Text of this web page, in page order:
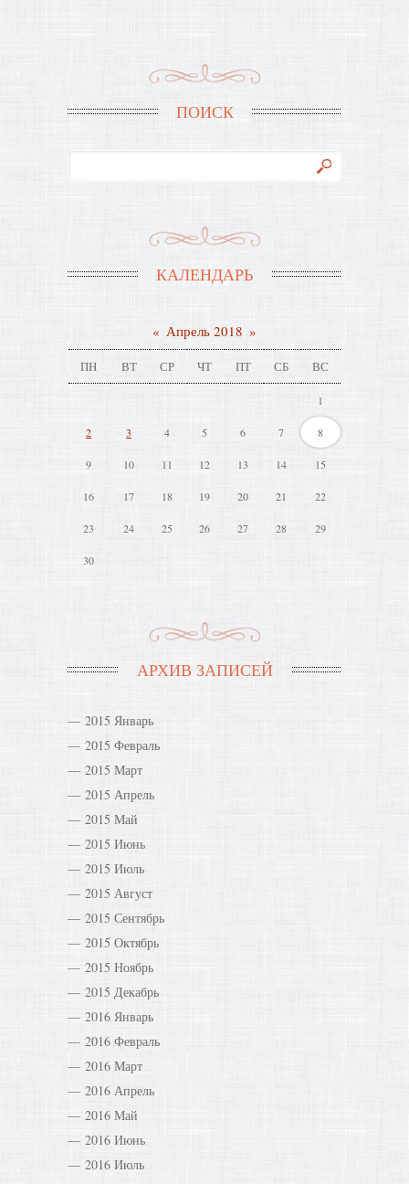
ПОИСК
КАЛЕНДАРЬ
« Апрель 2018 »
ПН ВТ СР ЧТ ПТ СБ ВС
1
2 3 4 5 6 7 8
9 10 11 12 13 14 15
16 17 18 19 20 21 22
23 24 25 26 27 28 29
30
АРХИВ ЗАПИСЕЙ
2015 Январь
2015 Февраль
2015 Март
2015 Апрель
2015 Май
2015 Июнь
2015 Июль
2015 Август
2015 Сентябрь
2015 Октябрь
2015 Ноябрь
2015 Декабрь
2016 Январь
2016 Февраль
2016 Март
2016 Апрель
2016 Май
2016 Июнь
2016 Июль